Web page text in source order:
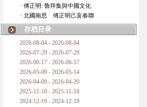
· 傅正明: 魯拜集與中國文化
· 北國南思 傅正明己亥春聯
存档目录
2026-08-04 - 2026-08-04
2026-07-29 - 2026-07-29
2026-06-17 - 2026-06-17
2026-05-09 - 2026-05-14
2026-04-09 - 2026-04-20
2025-11-18 - 2025-11-18
2024-12-19 - 2024-12-19